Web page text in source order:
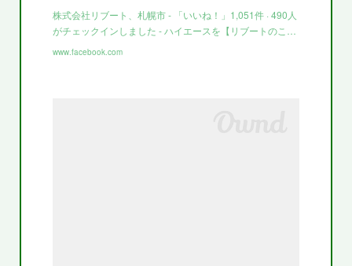
株式会社リブート、札幌市 - 「いいね！」1,051件 · 490人
がチェックインしました - ハイエースを【リブートのこ…
www.facebook.com